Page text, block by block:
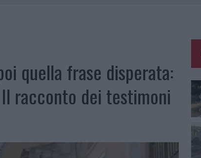
quella frase disperata:
racconto dei testimoni